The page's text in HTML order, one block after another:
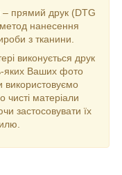
– прямий друк (DTG
нанесення
з тканини.
виконується друк
яких Ваших фото
використовуємо
чисті матеріали
застосовувати їх